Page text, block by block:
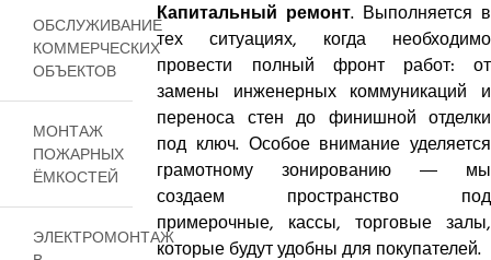
Капитальный ремонт. Выполняется в
тех ситуациях, когда необходимо
провести полный фронт работ: от
замены инженерных коммуникаций и
переноса стен до финишной отделки
под ключ. Особое внимание уделяется
грамотному зонированию — мы
создаем пространство под
примерочные, кассы, торговые залы,
которые будут удобны для покупателей.
ОБСЛУЖИВАНИЕ
КОММЕРЧЕСКИХ
ОБЪЕКТОВ
МОНТАЖ
ПОЖАРНЫХ
ЁМКОСТЕЙ
ЭЛЕКТРОМОНТАЖ